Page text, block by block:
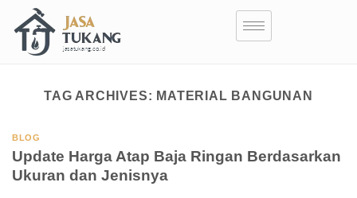
TAG ARCHIVES: MATERIAL BANGUNAN
BLOG
Update Harga Atap Baja Ringan Berdasarkan
Ukuran dan Jenisnya